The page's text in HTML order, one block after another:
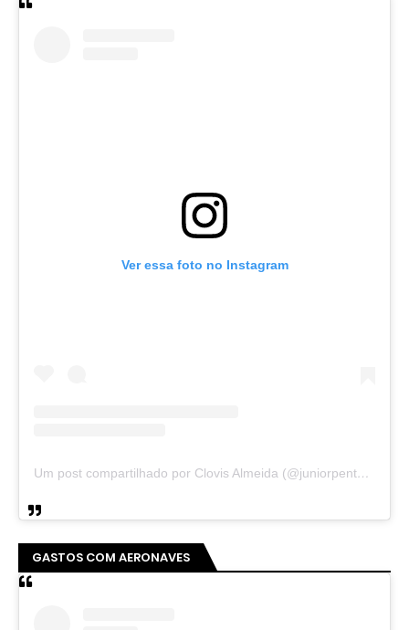
Ver essa foto no Instagram
Um post compartilhado por Clovis Almeida (@juniorpentecoste01)
GASTOS COM AERONAVES